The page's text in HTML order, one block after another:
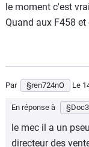
le moment c'est
Quand aux F458 et
Par §ren724nO Le
En réponse à
le mec il a un
directeur des